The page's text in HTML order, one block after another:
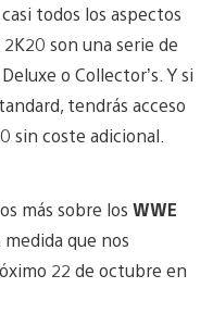
todos los aspectos
son una serie de
o Collector’s. Y si
tendrás acceso
sin coste adicional.
más sobre los WWE
que nos
22 de octubre en